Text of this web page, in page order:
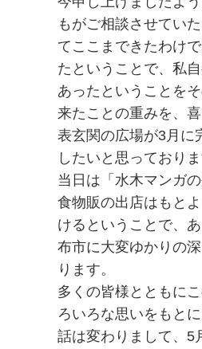
もがご相談させてい
てここまできたわけ
たということで、私
あったということを
来たことの重みを、
表玄関の広場が3月に
したいと思っておりま
当日は「水木マンガ
食物販の出店はもと
けるということで、
布市に大変ゆかりの
ります。
多くの皆様とともに
ろいろな思いをもと
話は変わりまして、5